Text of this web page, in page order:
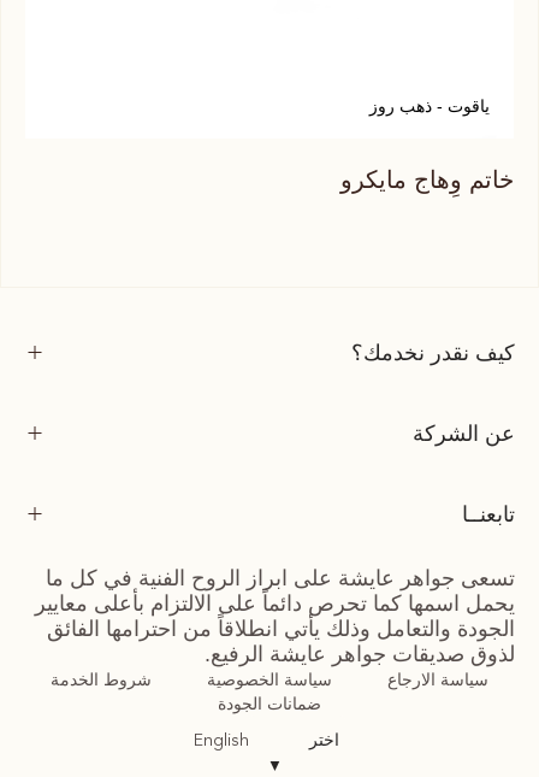
ياقوت - ذهب روز
خاتم وِهاج مايكرو
كيف نقدر نخدمك؟
عن الشركة
تابعنــا
تسعى جواهر عايشة على ابراز الروح الفنية في كل ما
يحمل اسمها كما تحرص دائماً على الالتزام بأعلى معايير
الجودة والتعامل وذلك يأتي انطلاقاً من احترامها الفائق
لذوق صديقات جواهر عايشة الرفيع.
سياسة الارجاع سياسة الخصوصية
شروط الخدمة
ضمانات الجودة
اختر
▼
English